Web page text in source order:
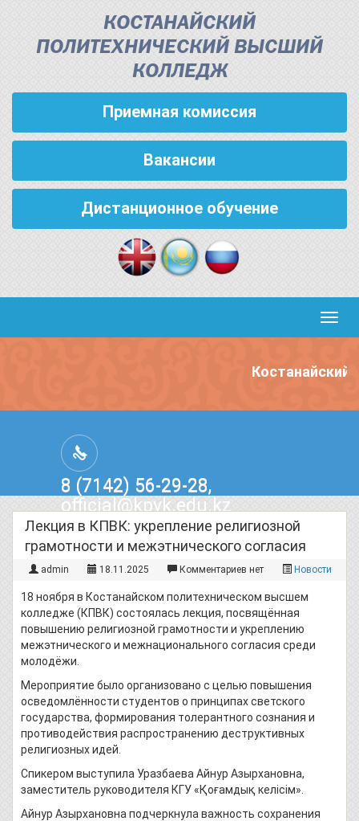
КОСТАНАЙСКИЙ
ПОЛИТЕХНИЧЕСКИЙ ВЫСШИЙ
КОЛЛЕДЖ
Приемная комиссия
Вакансии
Дистанционное обучение
Костанайский
8 (7142) 56-29-28,
official@kpvk.edu.kz
г.Костанай, Проспект Кобыланды
Батыра, 3
Лекция в КПВК: укрепление религиозной
грамотности и межэтнического согласия
admin 18.11.2025 Комментариев нет Новости
18 ноября в Костанайском политехническом высшем
колледже (КПВК) состоялась лекция, посвящённая
повышению религиозной грамотности и укреплению
межэтнического и межнационального согласия среди
молодёжи.
Мероприятие было организовано с целью повышения
осведомлённости студентов о принципах светского
государства, формирования толерантного сознания и
противодействия распространению деструктивных
религиозных идей.
Спикером выступила Уразбаева Айнур Азырхановна,
заместитель руководителя КГУ «Қоғамдық келісім».
Айнур Азырхановна подчеркнула важность сохранения